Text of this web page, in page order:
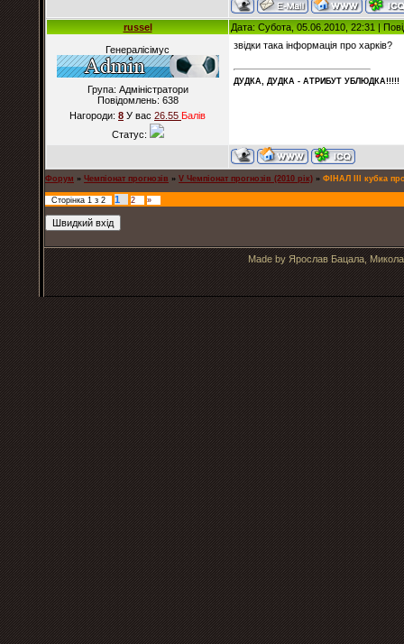
russel Дата: Субота, 05.06.2010, 22:31 |
Генералісімус
Група: Адміністратори
Повідомлень: 638
Нагороди: 8 У вас 26.55 Балiв
Статус:
звідки така інформація про харків?
ДУДКА, ДУДКА - АТРИБУT УБЛЮДКА!!!!!
Форум » Чемпіонат прогнозів » V Чемпіонат прогнозів (2010 рік) » ФІНАЛ ІІІ кубка
Сторінка 1 з 2 1 2 »
Made by Ярослав Бацала,